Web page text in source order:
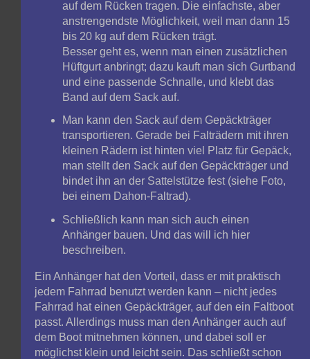
auf dem Rücken tragen. Die einfachste, aber
anstrengendste Möglichkeit, weil man dann 15
bis 20 kg auf dem Rücken trägt.
Besser geht es, wenn man einen zusätzlichen
Hüftgurt anbringt; dazu kauft man sich Gurtband
und eine passende Schnalle, und klebt das
Band auf dem Sack auf.
Man kann den Sack auf dem Gepäckträger
transportieren. Gerade bei Falträdern mit ihren
kleinen Rädern ist hinten viel Platz für Gepäck,
man stellt den Sack auf den Gepäckträger und
bindet ihn an der Sattelstütze fest (siehe Foto,
bei einem Dahon-Faltrad).
Schließlich kann man sich auch einen
Anhänger bauen. Und das will ich hier
beschreiben.
Ein Anhänger hat den Vorteil, dass er mit praktisch
jedem Fahrrad benutzt werden kann – nicht jedes
Fahrrad hat einen Gepäckträger, auf den ein Faltboot
passt. Allerdings muss man den Anhänger auch auf
dem Boot mitnehmen können, und dabei soll er
möglichst klein und leicht sein. Das schließt schon